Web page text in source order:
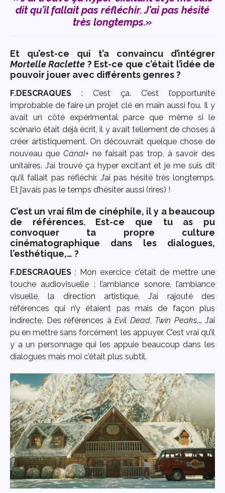
dit qu’il fallait pas réfléchir. J’ai pas hésité
très longtemps.»
Et qu’est-ce qui t’a convaincu d’intégrer
Mortelle Raclette ? Est-ce que c’était l’idée de
pouvoir jouer avec différents genres ?
F.DESCRAQUES : C’est ça. C’est l’opportunité
improbable de faire un projet clé en main aussi fou. Il y
avait un côté expérimental parce que même si le
scénario était déjà écrit, il y avait tellement de choses à
créer artistiquement. On découvrait quelque chose de
nouveau que Canal+ ne faisait pas trop, à savoir des
unitaires. J’ai trouvé ça hyper excitant et je me suis dit
qu’il fallait pas réfléchir. J’ai pas hésité très longtemps.
Et j’avais pas le temps d’hésiter aussi (rires) !
C’est un vrai film de cinéphile, il y a beaucoup
de références. Est-ce que tu as pu
convoquer ta propre culture
cinématographique dans les dialogues,
l’esthétique,… ?
F.DESCRAQUES : Mon exercice c’était de mettre une
touche audiovisuelle : l’ambiance sonore, l’ambiance
visuelle, la direction artistique. J’ai rajouté des
références qui n’y étaient pas mais de façon plus
indirecte. Des références à Evil Dead, Twin Peaks,… J’ai
pu en mettre sans forcément les appuyer. C’est vrai qu’il
y a un personnage qui les appuie beaucoup dans les
dialogues mais moi c’était plus subtil.